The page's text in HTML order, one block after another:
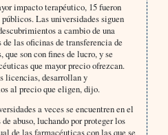
impacto terapéutico, 15 fueron
Las universidades siguen
a cambio de una
las oficinas de transferencia de
son con fines de lucro, y se
que mayor precio ofrezcan.
licencias, desarrollan y
al precio que eligen, dijo.
a veces se encuentren en el
abuso, luchando por proteger los
de las farmacéuticas con las que se